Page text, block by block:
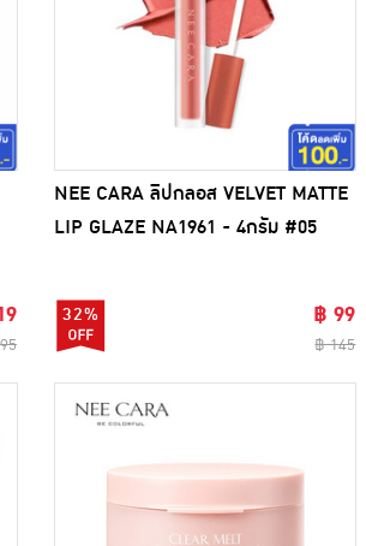
NEE CARA ลิปกลอส VELVET MATTE
LIP GLAZE NA1961 - 4กรัม #05
32% ฿ 99
฿ 145